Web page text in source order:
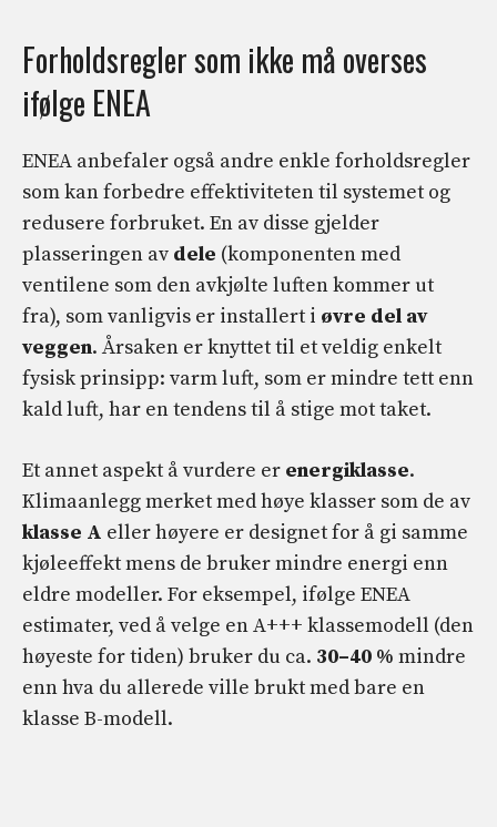
Forholdsregler som ikke må overses
ifølge ENEA
ENEA anbefaler også andre enkle forholdsregler
som kan forbedre effektiviteten til systemet og
redusere forbruket. En av disse gjelder
plasseringen av dele (komponenten med
ventilene som den avkjølte luften kommer ut
fra), som vanligvis er installert i øvre del av
veggen. Årsaken er knyttet til et veldig enkelt
fysisk prinsipp: varm luft, som er mindre tett enn
kald luft, har en tendens til å stige mot taket.
Et annet aspekt å vurdere er energiklasse.
Klimaanlegg merket med høye klasser som de av
klasse A eller høyere er designet for å gi samme
kjøleeffekt mens de bruker mindre energi enn
eldre modeller. For eksempel, ifølge ENEA
estimater, ved å velge en A+++ klassemodell (den
høyeste for tiden) bruker du ca. 30–40 % mindre
enn hva du allerede ville brukt med bare en
klasse B-modell.